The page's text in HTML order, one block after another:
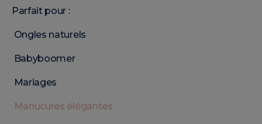
Parfait pour :
Ongles naturels
Babyboomer
Mariages
Manucures élégantes